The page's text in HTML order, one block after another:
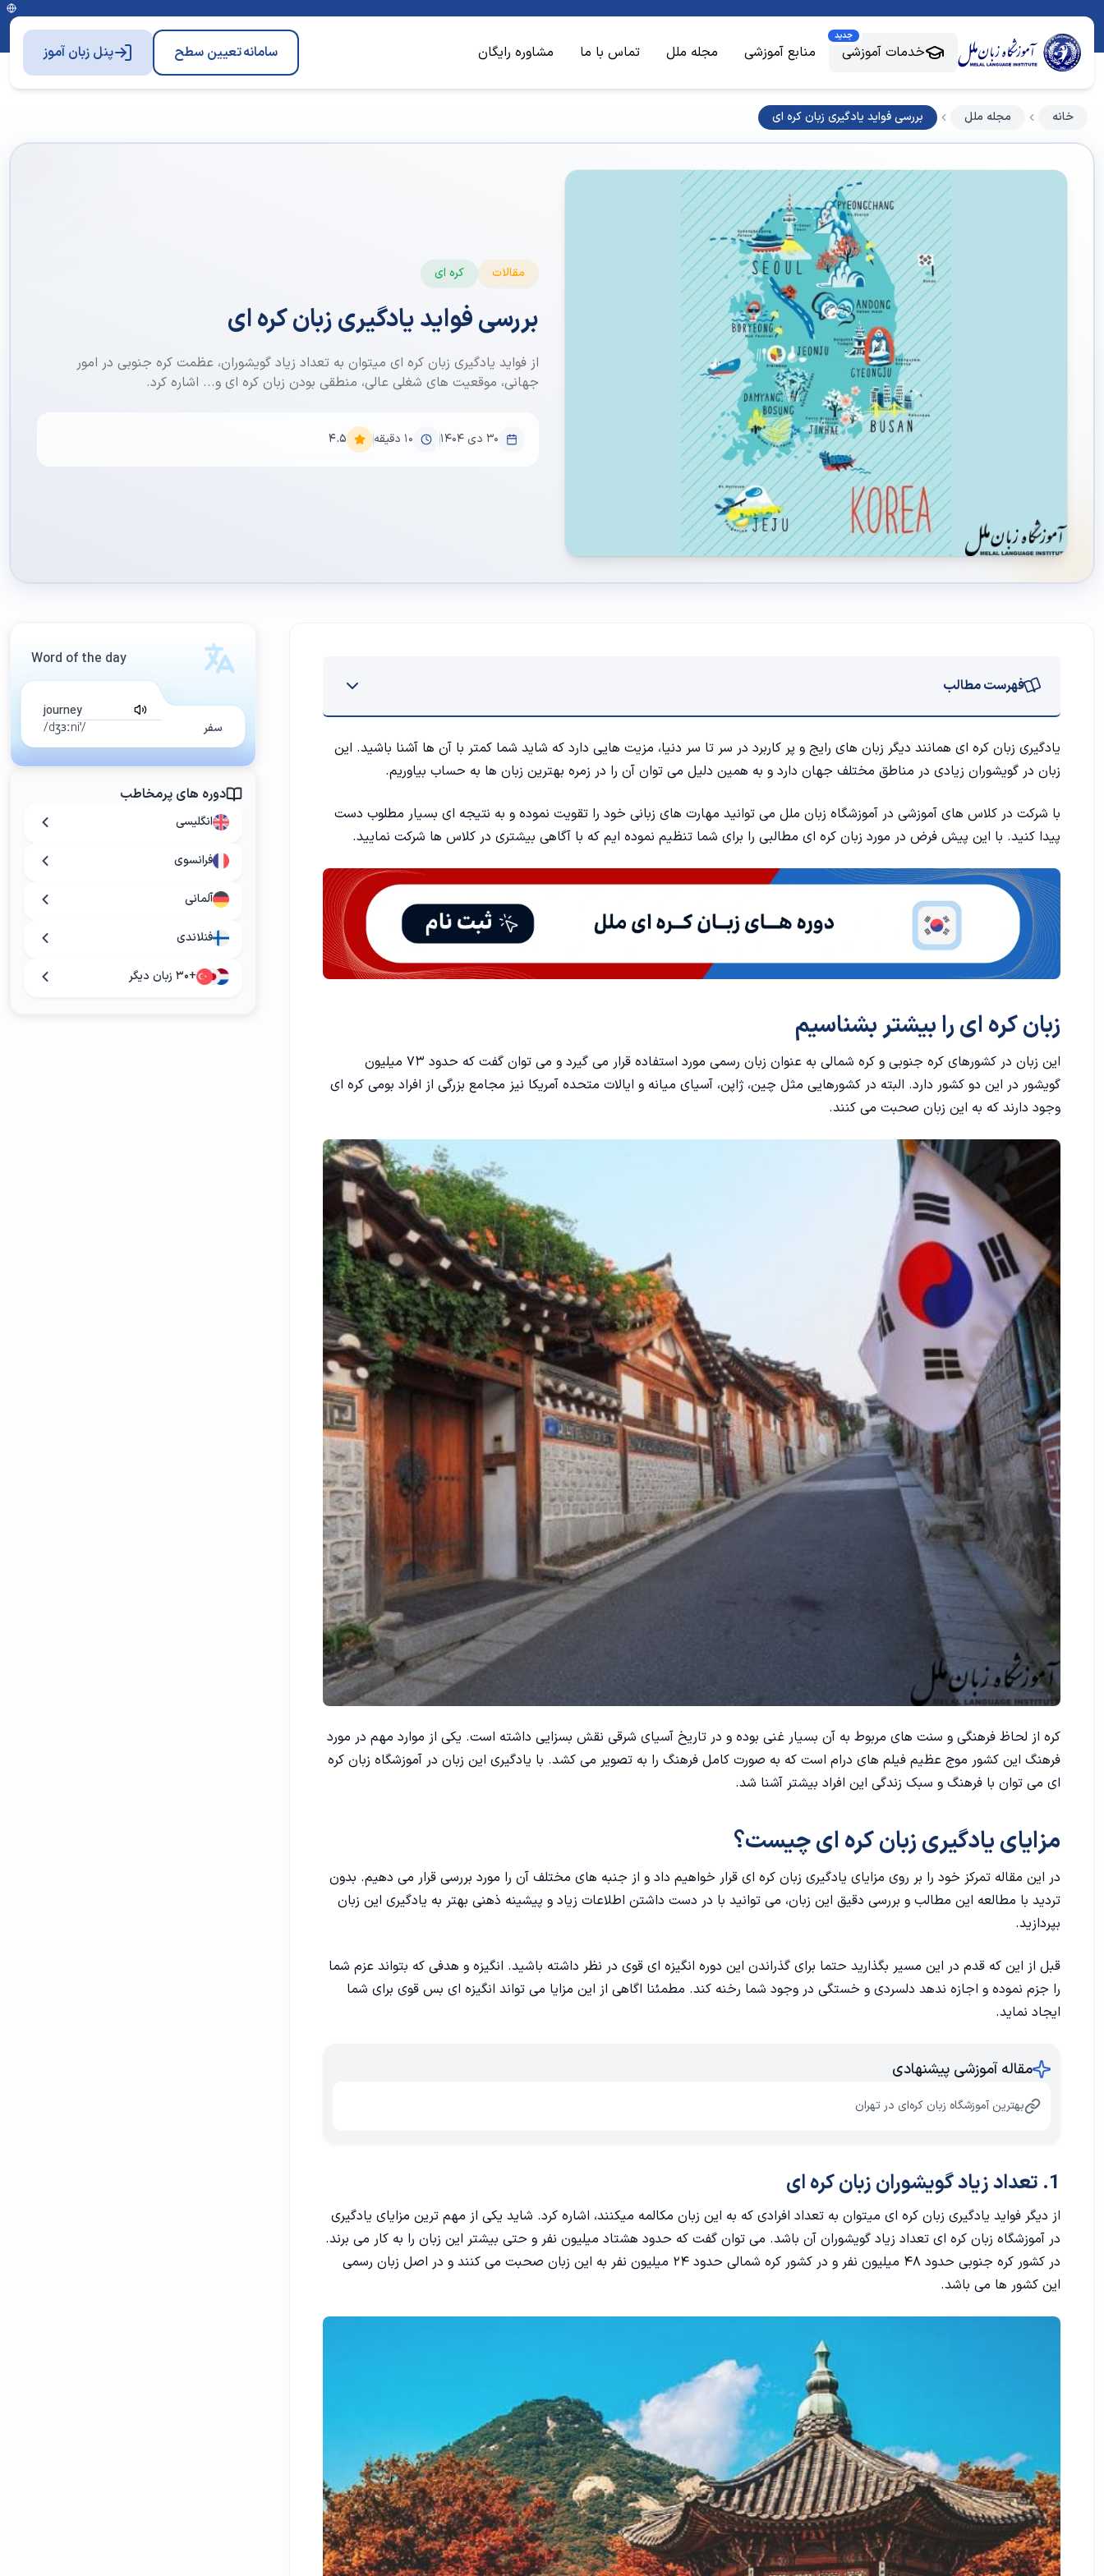
خدمات آموزشی
جدید
منابع آموزشی مجله ملل تماس با ما مشاوره رایگان سامانهتعیین سطح پنل زبان آموز
خانه مجله ملل بررسی فواید یادگیری زبان کره ای
مقالات کره ای
بررسی فواید یادگیری زبان کره ای
از فواید یادگیری زبان کره ای میتوان به تعداد زیاد گویشوران، عظمت کره جنوبی در امور
جهانی، موقعیت های شغلی عالی، منطقی بودن زبان کره ای و... اشاره کرد.
۳۰ دی ۱۴۰۴ 10 دقیقه 4.5
فهرست مطالب
زبان کره ای را بیشتر بشناسیم
مزایای یادگیری زبان کره ای چیست؟
1. تعداد زیاد گویشوران زبان کره ای
3. موقعیت های شغلی عالی در کشور کره
4. کار در شرکت های بزرگ کره ای
5. منطقی بودن زبان کره ای
6. یادگیری زبان کره ای ورود به دنیای زبان چینی و ژاپنی
7. آشنایی با فرهنگ و مفاهیم کره ای
8. تقویت قدرت مغزی
9. بهبود روابط شخصی و شغلی
یادگیری زبان کره ای همانند دیگر زبان های رایج و پر کاربرد در سر تا سر دنیا، مزیت هایی دارد که شاید شما کمتر با آن ها آشنا باشید. این
زبان در گویشوران زیادی در مناطق مختلف جهان دارد و به همین دلیل می توان آن را در زمره بهترین زبان ها به حساب بیاوریم‌.
با شرکت در کلاس های آموزشی در آموزشگاه زبان ملل می توانید مهارت های زبانی خود را تقویت نموده و به نتیجه ای بسیار مطلوب دست
پیدا کنید. با این پیش‌ فرض در مورد زبان کره ای مطالبی را برای شما تنظیم نموده ایم که با آگاهی بیشتری در کلاس ها شرکت نمایید.
زبان کره ای را بیشتر بشناسیم
این زبان در کشورهای کره جنوبی و کره شمالی به عنوان زبان رسمی مورد استفاده قرار می گیرد و می توان گفت که حدود ۷۳ میلیون
گویشور در این دو کشور دارد. البته در کشورهایی مثل چین، ژاپن، آسیای میانه و ایالات متحده آمریکا نیز مجامع بزرگی از افراد بومی کره ای
وجود دارند که به این زبان صحبت می کنند.
کره از لحاظ فرهنگی و سنت های مربوط به آن بسیار غنی بوده و در تاریخ آسیای شرقی نقش بسزایی داشته است. یکی از موارد مهم در مورد
فرهنگ این کشور موج عظیم فیلم های درام است که به صورت کامل فرهنگ را به تصویر می کشد. با یادگیری این زبان در آموزشگاه زبان کره
ای می توان با فرهنگ و سبک زندگی این افراد بیشتر آشنا شد.
مزایای یادگیری زبان کره ای چیست؟
در این مقاله تمرکز خود را بر روی مزایای یادگیری زبان کره ای قرار خواهیم داد و از جنبه های مختلف آن را مورد بررسی قرار می دهیم. بدون
تردید با مطالعه این مطالب و بررسی دقیق این زبان، می توانید با در دست داشتن اطلاعات زیاد و پیشینه ذهنی بهتر به یادگیری این زبان
بپردازید.
قبل از این که قدم در این مسیر بگذارید حتما برای گذراندن این دوره انگیزه ای قوی در نظر داشته باشید. انگیزه و هدفی که بتواند عزم شما
را جزم نموده و اجازه ندهد دلسردی و خستگی در وجود شما رخنه کند. مطمئنا اگاهی از این مزایا می تواند انگیزه ای بس قوی برای شما
ایجاد نماید.
مقاله آموزشی پیشنهادی
بهترین آموزشگاه زبان کره‌ای در تهران
1. تعداد زیاد گویشوران زبان کره ای
از دیگر فواید یادگیری زبان کره ای میتوان به تعداد افرادی که به این زبان مکالمه میکنند، اشاره کرد. شاید یکی از مهم ترین مزایای یادگیری
در آموزشگاه زبان کره ای تعداد زیاد گویشوران آن باشد. می توان گفت که حدود هشتاد میلیون نفر و حتی بیشتر این زبان را به کار می برند.
در کشور کره جنوبی حدود ۴۸ میلیون نفر و در کشور کره شمالی حدود ۲۴ میلیون نفر به این زبان صحبت می کنند و در اصل زبان رسمی
این کشور ها می باشد.
Word of the day
journey
سفر
/ˈdʒɜːni/
دوره های پرمخاطب
انگلیسی
فرانسوی
آلمانی
فنلاندی
+۳۰ زبان دیگر